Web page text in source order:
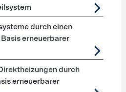
durch einen
erneuerbarer
durch
erneuerbarer